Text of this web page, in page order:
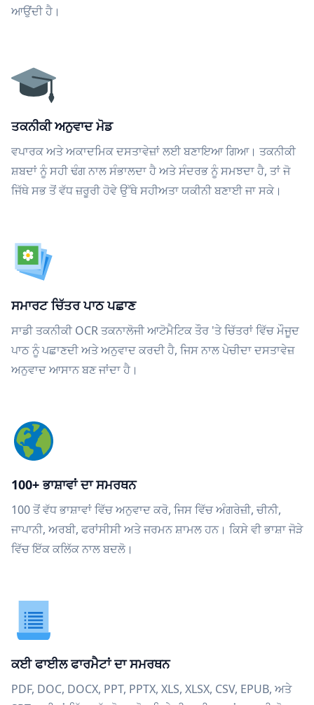
ਆਉਂਦੀ ਹੈ।
ਤਕਨੀਕੀ ਅਨੁਵਾਦ ਮੋਡ
ਵਪਾਰਕ ਅਤੇ ਅਕਾਦਮਿਕ ਦਸਤਾਵੇਜ਼ਾਂ ਲਈ ਬਣਾਇਆ ਗਿਆ। ਤਕਨੀਕੀ
ਸ਼ਬਦਾਂ ਨੂੰ ਸਹੀ ਢੰਗ ਨਾਲ ਸੰਭਾਲਦਾ ਹੈ ਅਤੇ ਸੰਦਰਭ ਨੂੰ ਸਮਝਦਾ ਹੈ, ਤਾਂ ਜੋ
ਜਿੱਥੇ ਸਭ ਤੋਂ ਵੱਧ ਜ਼ਰੂਰੀ ਹੋਵੇ ਉੱਥੇ ਸਹੀਅਤਾ ਯਕੀਨੀ ਬਣਾਈ ਜਾ ਸਕੇ।
ਸਮਾਰਟ ਚਿੱਤਰ ਪਾਠ ਪਛਾਣ
ਸਾਡੀ ਤਕਨੀਕੀ OCR ਤਕਨਾਲੋਜੀ ਆਟੋਮੈਟਿਕ ਤੌਰ 'ਤੇ ਚਿੱਤਰਾਂ ਵਿੱਚ ਮੌਜੂਦ
ਪਾਠ ਨੂੰ ਪਛਾਣਦੀ ਅਤੇ ਅਨੁਵਾਦ ਕਰਦੀ ਹੈ, ਜਿਸ ਨਾਲ ਪੇਚੀਦਾ ਦਸਤਾਵੇਜ਼
ਅਨੁਵਾਦ ਆਸਾਨ ਬਣ ਜਾਂਦਾ ਹੈ।
100+ ਭਾਸ਼ਾਵਾਂ ਦਾ ਸਮਰਥਨ
100 ਤੋਂ ਵੱਧ ਭਾਸ਼ਾਵਾਂ ਵਿੱਚ ਅਨੁਵਾਦ ਕਰੋ, ਜਿਸ ਵਿੱਚ ਅੰਗਰੇਜ਼ੀ, ਚੀਨੀ,
ਜਾਪਾਨੀ, ਅਰਬੀ, ਫਰਾਂਸੀਸੀ ਅਤੇ ਜਰਮਨ ਸ਼ਾਮਲ ਹਨ। ਕਿਸੇ ਵੀ ਭਾਸ਼ਾ ਜੋੜੇ
ਵਿੱਚ ਇੱਕ ਕਲਿੱਕ ਨਾਲ ਬਦਲੋ।
ਕਈ ਫਾਈਲ ਫਾਰਮੈਟਾਂ ਦਾ ਸਮਰਥਨ
PDF, DOC, DOCX, PPT, PPTX, XLS, XLSX, CSV, EPUB, ਅਤੇ